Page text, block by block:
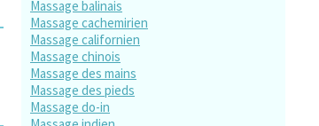
Massage balinais
Massage cachemirien
Massage californien
Massage chinois
Massage des mains
Massage des pieds
Massage do-in